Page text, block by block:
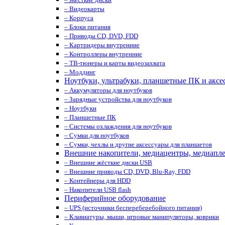
– Видеокарты
– Корпуса
– Блоки питания
– Приводы CD, DVD, FDD
– Картридеры внутренние
– Контроллеры внутренние
– ТВ-тюнеры и карты видеозахвата
– Моддинг
Ноутбуки, ультрабуки, планшетные ПК и
– Аккумуляторы для ноутбуков
– Зарядные устройства для ноутбуков
– Ноутбуки
– Планшетные ПК
– Системы охлаждения для ноутбуков
– Сумки для ноутбуков
– Сумки, чехлы и другие аксессуары для планшетов
Внешние накопители, медиацентры,
– Внешние жёсткие диски USB
– Внешние приводы CD, DVD, Blu-Ray, FDD
– Контейнеры для HDD
– Накопители USB flash
Периферийное оборудование
– UPS (источники беспереберебойного питания)
– Клавиатуры, мыши, игровые манипуляторы, коврики